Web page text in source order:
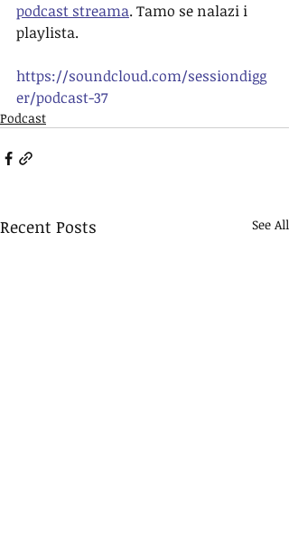
podcast streama. Tamo se nalazi i
playlista.
https://soundcloud.com/sessiondigg
er/podcast-37
Podcast
Recent Posts See All